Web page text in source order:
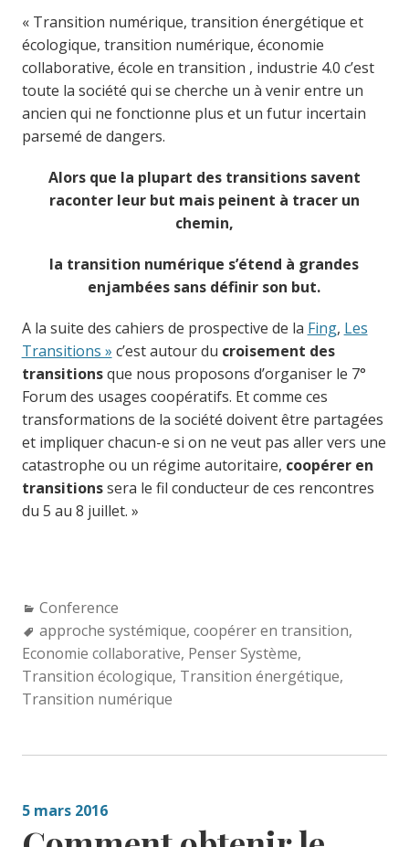
« Transition numérique, transition énergétique et
écologique, transition numérique, économie
collaborative, école en transition , industrie 4.0 c’est
toute la société qui se cherche un à venir entre un
ancien qui ne fonctionne plus et un futur incertain
parsemé de dangers.
Alors que la plupart des transitions savent
raconter leur but mais peinent à tracer un
chemin,
la transition numérique s’étend à grandes
enjambées sans définir son but.
A la suite des cahiers de prospective de la Fing, Les
Transitions » c’est autour du croisement des
transitionsque nous proposons d’organiser le 7°
Forum des usages coopératifs. Et comme ces
transformations de la société doivent être partagées
et impliquer chacun-e si on ne veut pas aller vers une
catastrophe ou un régime autoritaire, coopérer en
transitionssera le fil conducteur de ces rencontres
du 5 au 8 juillet. »
Categories:
Conference
Tags:
approche systémique, coopérer en transition,
Economie collaborative, Penser Système,
Transition écologique, Transition énergétique,
Transition numérique
5 mars 2016